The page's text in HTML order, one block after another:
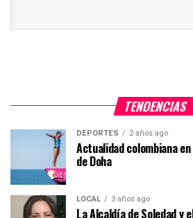
TENDENCIAS
DEPORTES 2 años ago
Actualidad colombiana
de Doha
LOCAL 3 años ago
La Alcaldía de Soledad y